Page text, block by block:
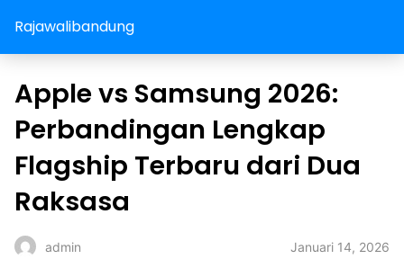
Rajawalibandung
️Apple vs Samsung 2026:
Perbandingan Lengkap
Flagship Terbaru dari Dua
Raksasa
admin Januari 14, 2026